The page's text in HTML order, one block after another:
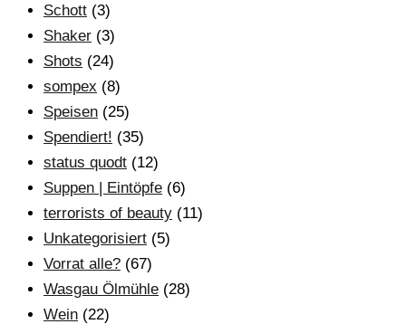
Schott (3)
Shaker (3)
Shots (24)
sompex (8)
Speisen (25)
Spendiert! (35)
status quodt (12)
Suppen | Eintöpfe (6)
terrorists of beauty (11)
Unkategorisiert (5)
Vorrat alle? (67)
Wasgau Ölmühle (28)
Wein (22)